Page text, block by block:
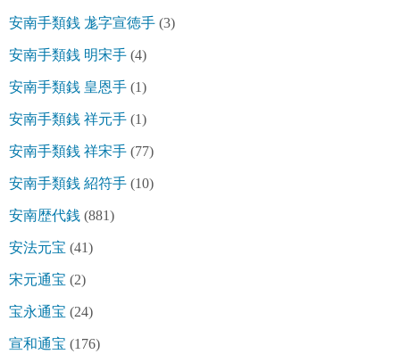
安南手類銭 尨字宣徳手 (3)
安南手類銭 明宋手 (4)
安南手類銭 皇恩手 (1)
安南手類銭 祥元手 (1)
安南手類銭 祥宋手 (77)
安南手類銭 紹符手 (10)
安南歴代銭 (881)
安法元宝 (41)
宋元通宝 (2)
宝永通宝 (24)
宣和通宝 (176)